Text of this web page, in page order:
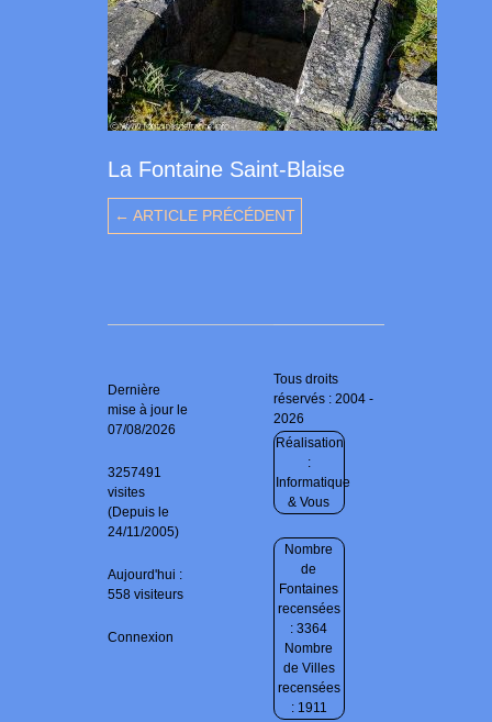
La Fontaine Saint-Blaise
← ARTICLE PRÉCÉDENT
Dernière
mise à jour le
07/08/2026
3257491
visites
(Depuis le
24/11/2005)
Aujourd'hui :
558 visiteurs
Connexion
Tous droits
réservés : 2004 -
2026
Réalisation
:
Informatique
& Vous
Nombre
de
Fontaines
recensées
: 3364
Nombre
de Villes
recensées
: 1911